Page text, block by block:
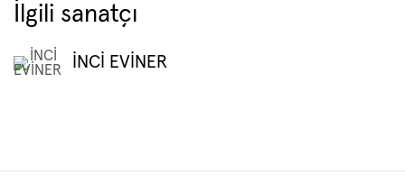
İlgili sanatçı
İNCİ EVİNER